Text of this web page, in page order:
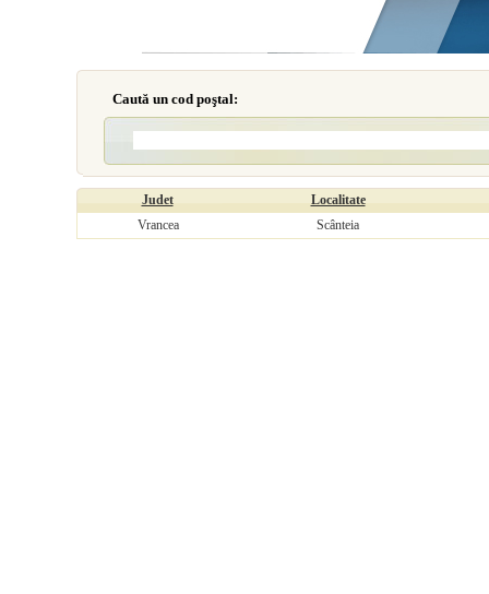
Caută un cod poştal:
Judet
Localitate
Vrancea
Scânteia